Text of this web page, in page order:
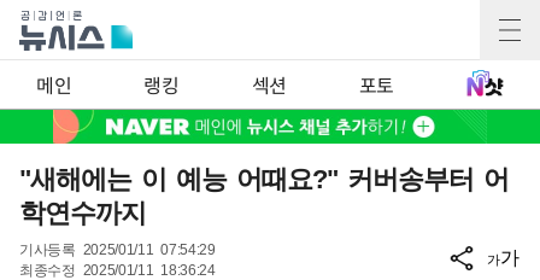
메인 랭킹 섹션 포토
"새해에는 이 예능 어때요?" 커버송부터 어
학연수까지
기사등록 2025/01/11 07:54:29
최종수정 2025/01/11 18:36:24
가가